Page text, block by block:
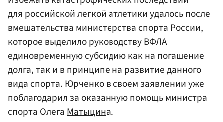
для российской легкой атлетики удалось после
вмешательства министерства спорта России,
которое выделило руководству ВФЛА
единовременную субсидию как на погашение
долга, так и в принципе на развитие данного
вида спорта. Юрченко в своем заявлении уже
поблагодарил за оказанную помощь министра
спорта ОлегаМатыцина.